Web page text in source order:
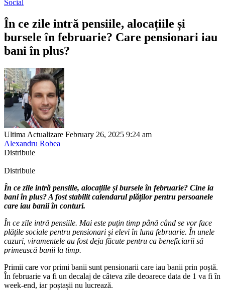
Social
În ce zile intră pensiile, alocațiile și
bursele în februarie? Care pensionari iau
bani în plus?
Ultima Actualizare February 26, 2025 9:24 am
Alexandru Robea
Distribuie
Distribuie
În ce zile intră pensiile, alocațiile și bursele în februarie? Cine ia
bani în plus? A fost stabilit calendarul plăților pentru persoanele
care iau banii în conturi.
În ce zile intră pensiile. Mai este puțin timp până când se vor face
plățile sociale pentru pensionari și elevi în luna februarie. În unele
cazuri, viramentele au fost deja făcute pentru ca beneficiarii să
primească banii la timp.
Primii care vor primi banii sunt pensionarii care iau banii prin poștă.
În februarie va fi un decalaj de câteva zile deoarece data de 1 va fi în
week-end, iar poștașii nu lucrează.